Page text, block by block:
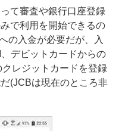
て審査や銀行口座登録
で利用を開始できるの
の入金が必要だが、入
デビットカードからの
レジットカードを登録
(JCBは現在のところ非